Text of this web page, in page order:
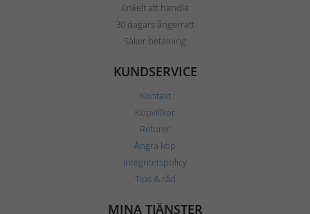
Enkelt att handla
30 dagars ångerrätt
Säker betalning
KUNDSERVICE
Kontakt
Köpvillkor
Returer
Ångra köp
Integritetspolicy
Tips & råd
MINA TJÄNSTER